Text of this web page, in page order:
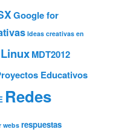
Google for
Ideas creativas en
LinuxMDT2012
Educativos
Redes
webs respuestas